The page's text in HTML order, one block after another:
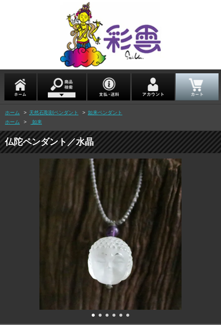
ホーム > 天然石彫刻ペンダント > 如来ペンダント
ホーム
> 如来
仏陀ペンダント／水晶